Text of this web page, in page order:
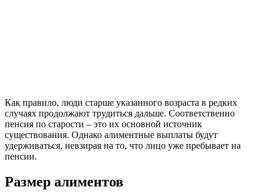
Как правило, люди старше указанного возраста в редких
случаях продолжают трудиться дальше. Соответственно
пенсия по старости – это их основной источник
существования. Однако алиментные выплаты будут
удерживаться, невзирая на то, что лицо уже пребывает на
пенсии.
Размер алиментов